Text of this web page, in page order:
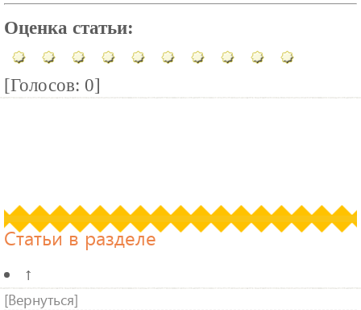
Оценка статьи:
[Голосов: 0]
Статьи в разделе
↑
[Вернуться]